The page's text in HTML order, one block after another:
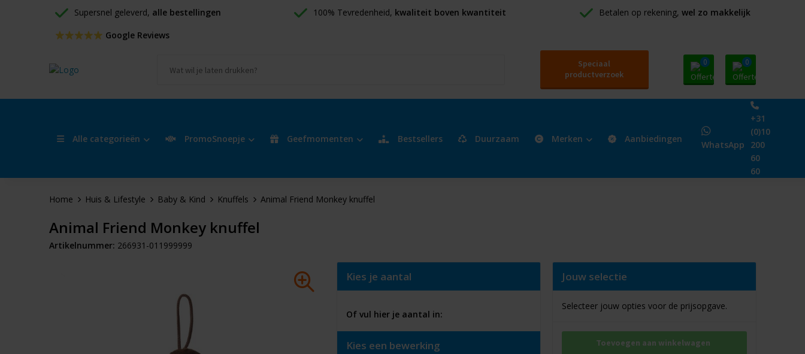
Supersnel geleverd, alle bestellingen 100% Tevredenheid, kwaliteit boven kwantiteit Betalen op rekening, wel zo makkelijk
Google Reviews
Speciaal
productverzoek
0 0
Alle categorieën PromoSnoepje Geefmomenten Bestsellers Duurzaam Merken Aanbiedingen
WhatsApp
+31
(0)10
200
60
60
Home Huis & Lifestyle Baby & Kind Knuffels Animal Friend Monkey knuffel
Animal Friend Monkey knuffel
Artikelnummer: 266931-011999999
Kies je aantal
Of vul hier je aantal in:
Kies een bewerking
Jouw selectie
Selecteer jouw opties voor de prijsopgave.
Toevoegen aan winkelwagen